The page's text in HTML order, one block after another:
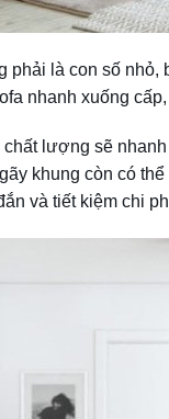
phải là con số
nhanh xuống
lượng sẽ
khung còn có
và tiết kiệm chi